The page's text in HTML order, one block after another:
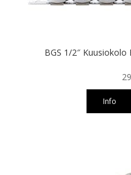
BGS 1/2″
Info